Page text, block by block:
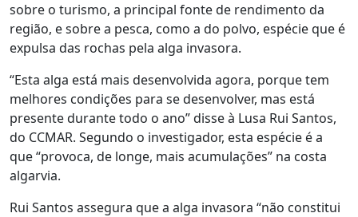
sobre o turismo, a principal fonte de rendimento da
região, e sobre a pesca, como a do polvo, espécie que é
expulsa das rochas pela alga invasora.
“Esta alga está mais desenvolvida agora, porque tem
melhores condições para se desenvolver, mas está
presente durante todo o ano” disse à Lusa Rui Santos,
do CCMAR. Segundo o investigador, esta espécie é a
que “provoca, de longe, mais acumulações” na costa
algarvia.
Rui Santos assegura que a alga invasora “não constitui